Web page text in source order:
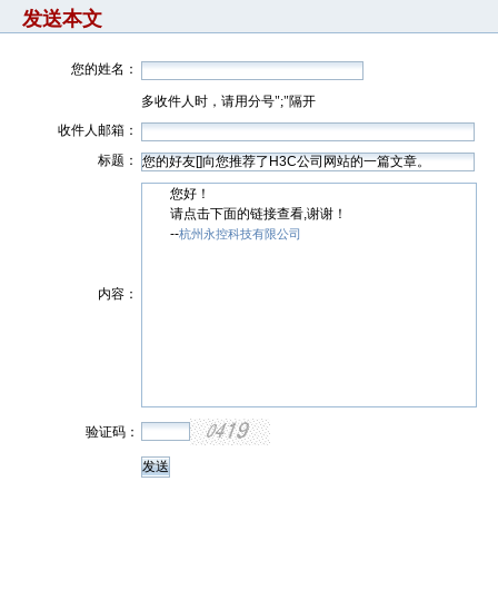
发送本文
您的姓名：
多收件人时，请用分号";"隔开
收件人邮箱：
标题：
内容：
您好！
请点击下面的链接查看,谢谢！
--杭州永控科技有限公司
验证码：